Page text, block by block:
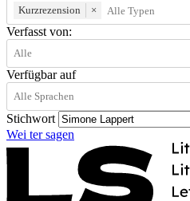
Kurzrezension ×
Verfasst von:
Verfügbar auf
Stichwort
Wei ter sagen